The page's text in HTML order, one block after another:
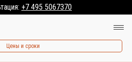
+7 495 5067370
Цены и сроки